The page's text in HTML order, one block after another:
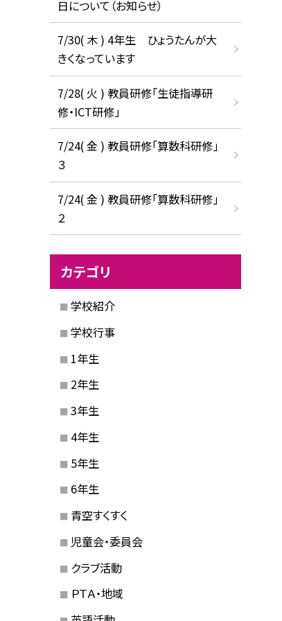
日について（お知らせ）
7/30( 木 ) 4年生 ひょうたんが大
きくなっています
7/28( 火 ) 教員研修「生徒指導研
修・ICT研修」
7/24( 金 ) 教員研修「算数科研修」
３
7/24( 金 ) 教員研修「算数科研修」
２
カテゴリ
学校紹介
学校行事
1年生
2年生
3年生
4年生
5年生
6年生
青空すくすく
児童会・委員会
クラブ活動
ＰＴＡ・地域